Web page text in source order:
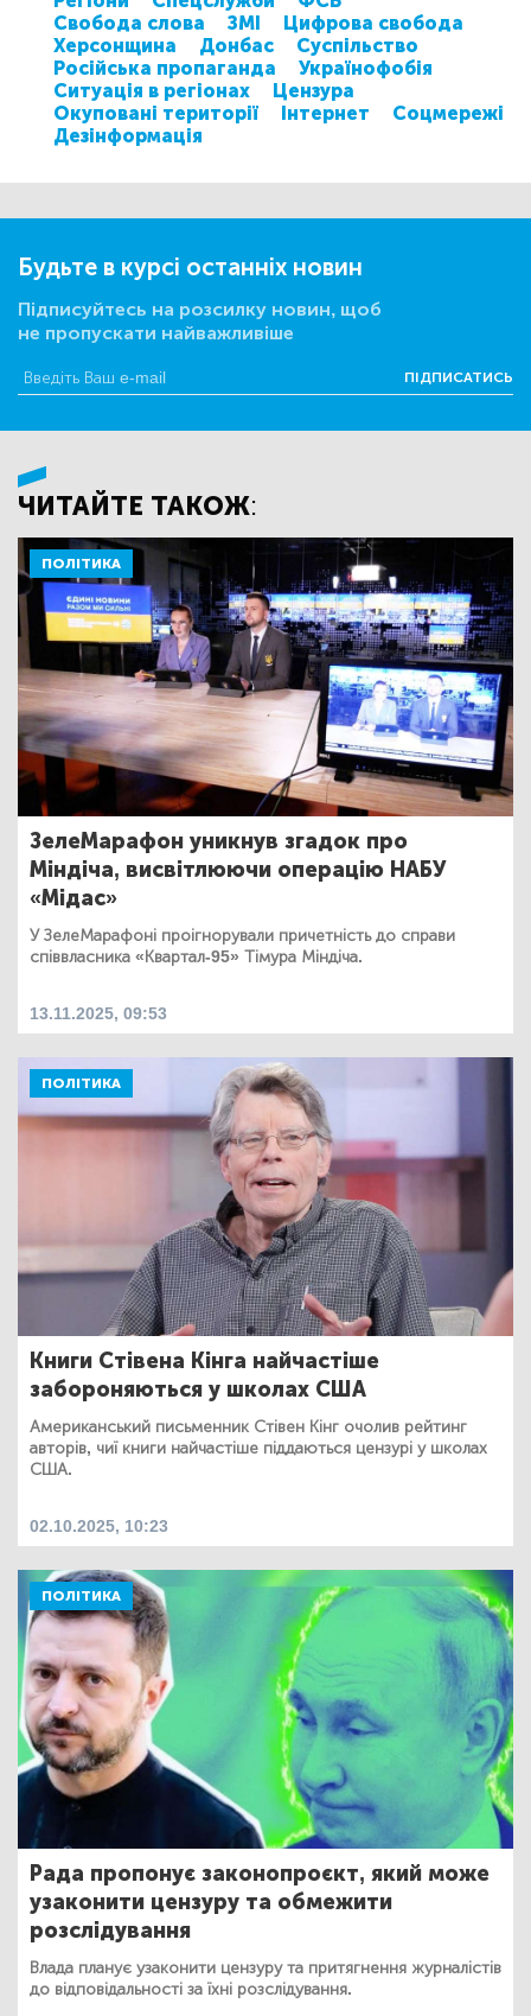
Свобода слова
ЗМІ
Цифрова свобода
Херсонщина
Донбас
Суспільство
Російська пропаганда
Українофобія
Ситуація в регіонах
Цензура
Окуповані території
Інтернет
Соцмережі
Дезінформація
Будьте в курсі останніх новин
Підписуйтесь на розсилку новин, щоб
не пропускати найважливіше
ПІДПИСАТИСЬ
ЧИТАЙТЕ ТАКОЖ:
ПОЛІТИКА
ЗелеМарафон уникнув згадок про
Міндіча, висвітлюючи операцію НАБУ
«Мідас»
У ЗелеМарафоні проігнорували причетність до справи
співвласника «Квартал-95» Тімура Міндіча.
13.11.2025, 09:53
ПОЛІТИКА
Книги Стівена Кінга найчастіше
забороняються у школах США
Американський письменник Стівен Кінг очолив рейтинг
авторів, чиї книги найчастіше піддаються цензурі у школах
США.
02.10.2025, 10:23
ПОЛІТИКА
Рада пропонує законопроєкт, який може
узаконити цензуру та обмежити
розслідування
Влада планує узаконити цензуру та притягнення журналістів
до відповідальності за їхні розслідування.